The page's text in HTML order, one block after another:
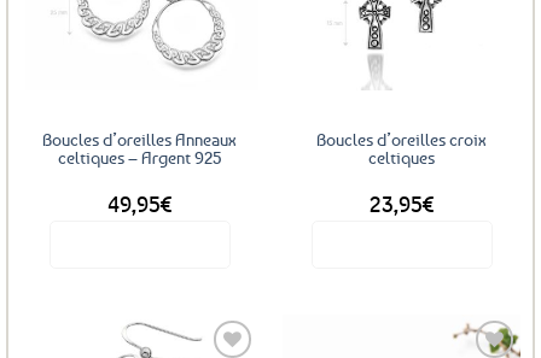
Ajouter
aux
favoris
Boucles d’oreilles Anneaux
celtiques – Argent 925
49,95€
Boucles d’oreilles croix
celtiques
23,95€